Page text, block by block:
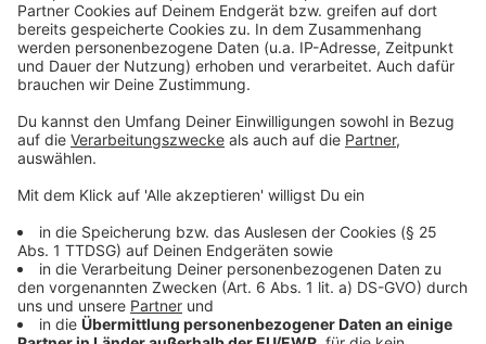
Kölner Landstraße 309
Pfeillstraße 1
Schimmelpfennigstraße 55
Anzeige
Anzeige
Meldung der Stadt dazu